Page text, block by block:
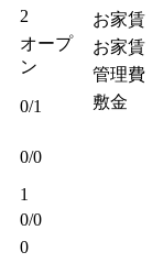
2
オープ
ン
0/1
0/0
1
0/0
0
お家賃
お家賃
管理費
敷金